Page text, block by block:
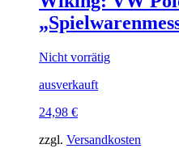
Nicht vorrätig
ausverkauft
24,98 €
zzgl. Versandkosten